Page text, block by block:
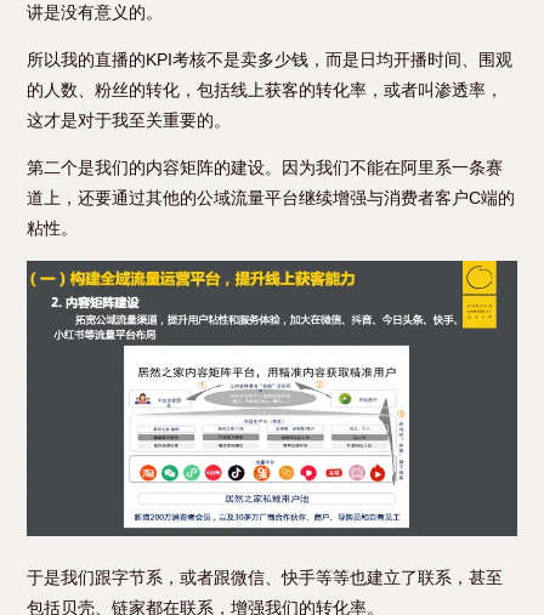
讲是没有意义的。
所以我的直播的KPI考核不是卖多少钱，而是日均开播时间、围观
的人数、粉丝的转化，包括线上获客的转化率，或者叫渗透率，
这才是对于我至关重要的。
第二个是我们的内容矩阵的建设。因为我们不能在阿里系一条赛
道上，还要通过其他的公域流量平台继续增强与消费者客户C端的
粘性。
于是我们跟字节系，或者跟微信、快手等等也建立了联系，甚至
包括贝壳、链家都在联系，增强我们的转化率。